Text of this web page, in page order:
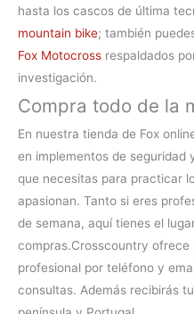
hasta los cascos de última
mountain bike; también
Fox Motocross respaldados
investigación.
Compra todo de la
En nuestra tienda de Fox
en implementos de seguridad
que necesitas para practicar
apasionan. Tanto si eres
de semana, aquí tienes el
compras.Crosscountry ofrece
profesional por teléfono y
consultas. Además recibirás